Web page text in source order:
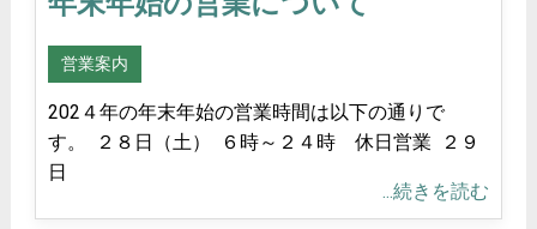
営業案内
202４年の年末年始の営業時間は以下の通りで
す。 ２８日（土） ６時～２４時 休日営業 ２９
日
...続きを読む